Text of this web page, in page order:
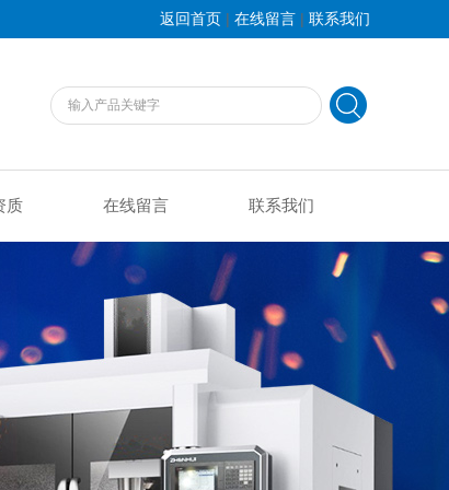
返回首页 | 在线留言 | 联系我们
质 在线留言 联系我们